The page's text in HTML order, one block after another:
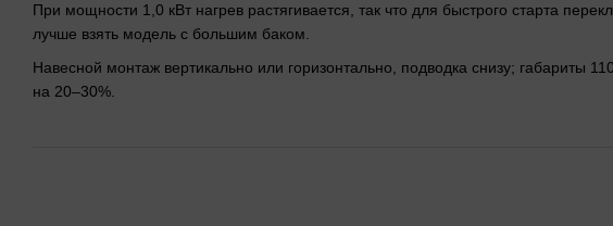
При мощности 1,0 кВт нагрев растягивается, так что для быстрого старта
лучше взять модель с большим баком.
Навесной монтаж вертикально или горизонтально, подводка снизу; габариты
на 20–30%.